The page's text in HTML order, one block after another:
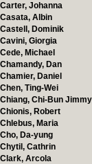
Carter, Johanna
Casata, Albin
Castell, Dominik
Cavini, Giorgia
Cede, Michael
Chamandy, Dan
Chamier, Daniel
Chen, Ting-Wei
Chiang, Chi-Bun Jimmy
Chionis, Robert
Chlebus, Maria
Cho, Da-yung
Chytil, Cathrin
Clark, Arcola